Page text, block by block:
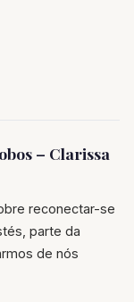
– Clarissa
reconectar-se
parte da
de nós